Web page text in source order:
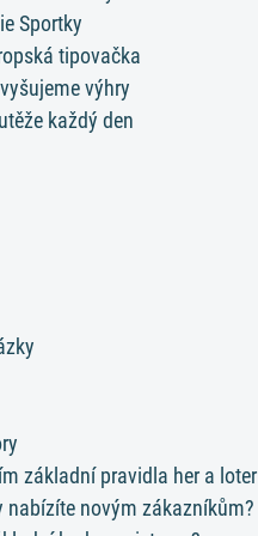
Sportky
tipovačka
výhry
každý den
základní pravidla her a
nabízíte novým zákazníkům?